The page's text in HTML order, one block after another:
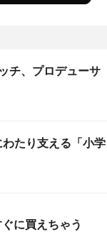
チ、プロデューサ
たり支える「小学
に買えちゃう